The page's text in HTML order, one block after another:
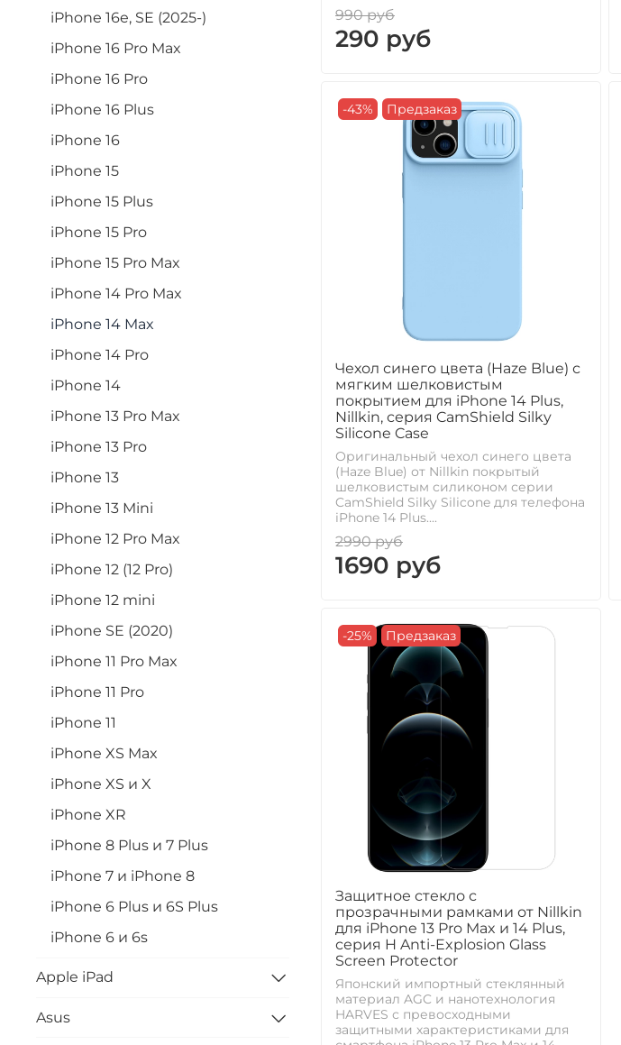
990 руб
290 руб
-43% Предзаказ
Чехол синего цвета (Haze Blue) с
мягким шелковистым
покрытием для iPhone 14 Plus,
Nillkin, серия CamShield Silky
Silicone Case
Оригинальный чехол синего цвета
(Haze Blue) от Nillkin покрытый
шелковистым силиконом серии
CamShield Silky Silicone для телефона
iPhone 14 Plus....
2990 руб
1690 руб
-25% Предзаказ
Защитное стекло с
прозрачными рамками от Nillkin
для iPhone 13 Pro Max и 14 Plus,
серия H Anti-Explosion Glass
Screen Protector
Японский импортный стеклянный
материал AGC и нанотехнология
HARVES с превосходными
защитными характеристиками для
iPhone 16e, SE (2025-)
iPhone 16 Pro Max
iPhone 16 Pro
iPhone 16 Plus
iPhone 16
iPhone 15
iPhone 15 Plus
iPhone 15 Pro
iPhone 15 Pro Max
iPhone 14 Pro Max
iPhone 14 Max
iPhone 14 Pro
iPhone 14
iPhone 13 Pro Max
iPhone 13 Pro
iPhone 13
iPhone 13 Mini
iPhone 12 Pro Max
iPhone 12 (12 Pro)
iPhone 12 mini
iPhone SE (2020)
iPhone 11 Pro Max
iPhone 11 Pro
iPhone 11
iPhone XS Max
iPhone XS и X
iPhone XR
iPhone 8 Plus и 7 Plus
iPhone 7 и iPhone 8
iPhone 6 Plus и 6S Plus
iPhone 6 и 6s
Apple iPad
Asus